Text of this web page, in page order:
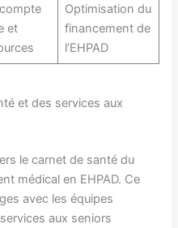
et
Optimisation du
financement de
l’EHPAD
et des services aux
le carnet de santé du
médical en EHPAD. Ce
avec les équipes
aux seniors